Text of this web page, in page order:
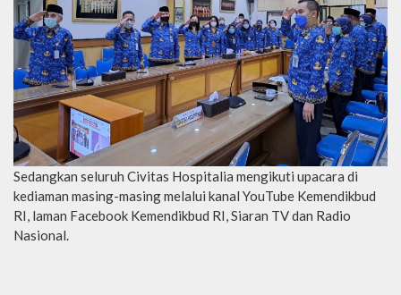
Sedangkan seluruh Civitas Hospitalia mengikuti upacara di
kediaman masing-masing melalui kanal YouTube Kemendikbud
RI, laman Facebook Kemendikbud RI, Siaran TV dan Radio
Nasional.